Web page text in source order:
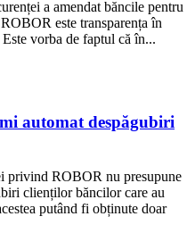
a amendat băncile pentru
este transparența în
vorba de faptul că în...
automat despăgubiri
privind ROBOR nu presupune
clienților băncilor care au
putând fi obținute doar